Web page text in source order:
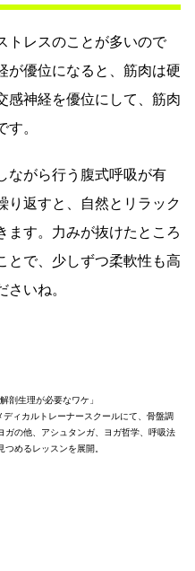
トレスのことが多いので
が優位になると、筋肉は硬
感神経を優位にして、筋肉
。
ながら行う腹式呼吸が有
り返すと、自然とリラック
ます。力みが抜けたところ
とで、少しずつ柔軟性も高
いね。
剖生理が必要なワケ」
ィカルトレーナースクールにて、骨盤調
ガの他、アシュタンガ、ヨガ哲学、呼吸法
めるレッスンを展開。